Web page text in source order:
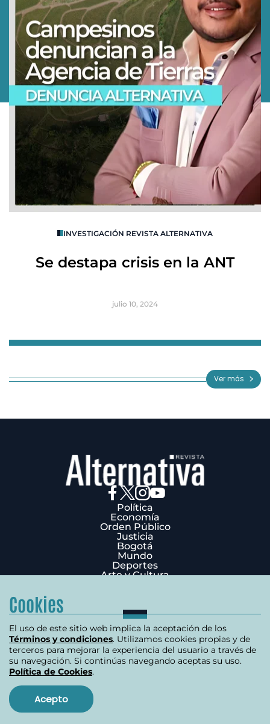
INVESTIGACIÓN REVISTA ALTERNATIVA
Se destapa crisis en la ANT
julio 10, 2024
3
Ver más
Política
Economía
Orden Público
Justicia
Bogotá
Mundo
Deportes
Arte y Cultura
Términos y condiciones
Política de privacidad
Política de cookies
Contáctenos
Carrera 7 # 75-51 Edificio Terpel Oficina 501
Copyright 2026 | Derechos reservados
Cookies
El uso de este sitio web implica la aceptación de los
Términos y condiciones. Utilizamos cookies propias y de
terceros para mejorar la experiencia del usuario a través de
su navegación. Si continúas navegando aceptas su uso.
Política de Cookies.
Acepto